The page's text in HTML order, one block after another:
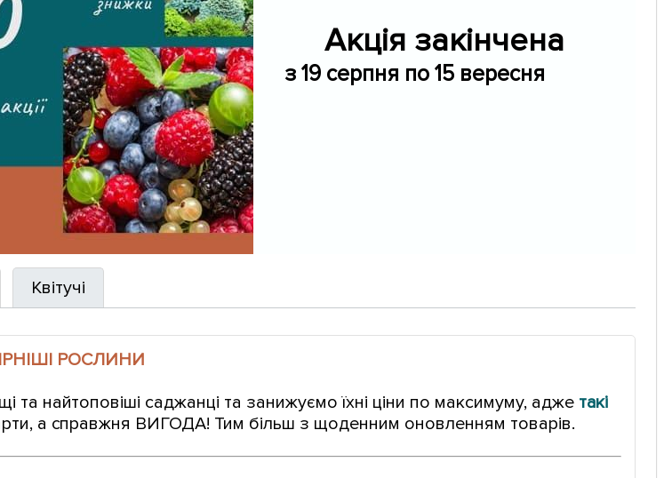
Акція закінчена
з 19 серпня по 15 вересня
Квітучі
РОСЛИНИ
та найтоповіші саджанці та занижуємо їхні ціни по максимуму, адже такі
а справжня ВИГОДА! Тим більш з щоденним оновленням товарів.